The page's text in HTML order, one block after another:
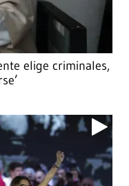
elige criminales,